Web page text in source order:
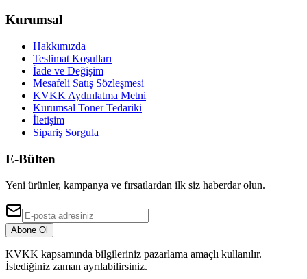
Kurumsal
Hakkımızda
Teslimat Koşulları
İade ve Değişim
Mesafeli Satış Sözleşmesi
KVKK Aydınlatma Metni
Kurumsal Toner Tedariki
İletişim
Sipariş Sorgula
E-Bülten
Yeni ürünler, kampanya ve fırsatlardan ilk siz haberdar olun.
Abone Ol
KVKK kapsamında bilgileriniz pazarlama amaçlı kullanılır.
İstediğiniz zaman ayrılabilirsiniz.